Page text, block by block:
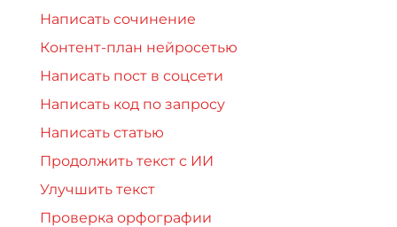
Написать сочинение
Контент-план нейросетью
Написать пост в соцсети
Написать код по запросу
Написать статью
Продолжить текст с ИИ
Улучшить текст
Проверка орфографии